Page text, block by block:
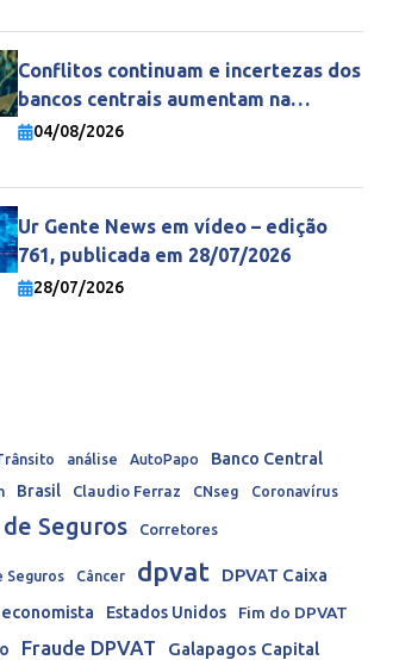
Conflitos continuam e incertezas dos
bancos centrais aumentam na
economia mundial
04/08/2026
Ur Gente News em vídeo – edição
761, publicada em 28/07/2026
28/07/2026
análise AutoPapo Banco Central
Brasil Claudio Ferraz CNseg Coronavírus
Seguros Corretores
Seguros Câncer dpvat
DPVAT Caixa
economista Estados Unidos
Fim do DPVAT
Fraude DPVAT Galapagos Capital